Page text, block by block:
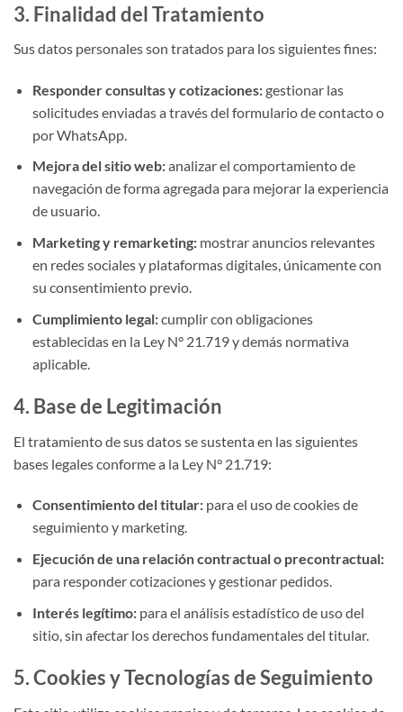
3. Finalidad del Tratamiento
Sus datos personales son tratados para los siguientes fines:
Responder consultas y cotizaciones:gestionar las
solicitudes enviadas a través del formulario de contacto o
por WhatsApp.
Mejora del sitio web:analizar el comportamiento de
navegación de forma agregada para mejorar la experiencia
de usuario.
Marketing y remarketing: mostrar anuncios relevantes
en redes sociales y plataformas digitales, únicamente con
su consentimiento previo.
Cumplimiento legal:cumplir con obligaciones
establecidas en la Ley N° 21.719 y demás normativa
aplicable.
4. Base de Legitimación
El tratamiento de sus datos se sustenta en las siguientes
bases legales conforme a la Ley N° 21.719:
Consentimiento del titular: para el uso de cookies de
seguimiento y marketing.
Ejecución de una relación contractual o precontractual:
para responder cotizaciones y gestionar pedidos.
Interés legítimo: para el análisis estadístico de uso del
sitio, sin afectar los derechos fundamentales del titular.
5. Cookies y Tecnologías de Seguimiento